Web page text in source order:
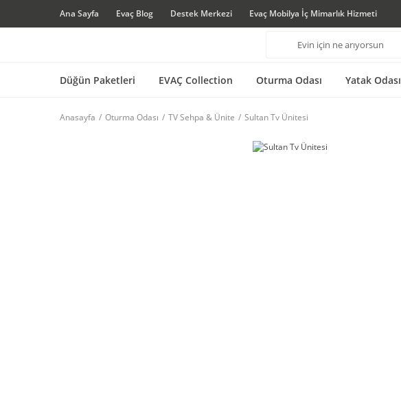
Ana Sayfa Evaç Blog Destek Merkezi Evaç Mobilya İç Mimarlık Hizmeti
Düğün Paketleri EVAÇ Collection Oturma Odası Yatak Odası
Anasayfa Oturma Odası TV Sehpa & Ünite Sultan Tv Ünitesi